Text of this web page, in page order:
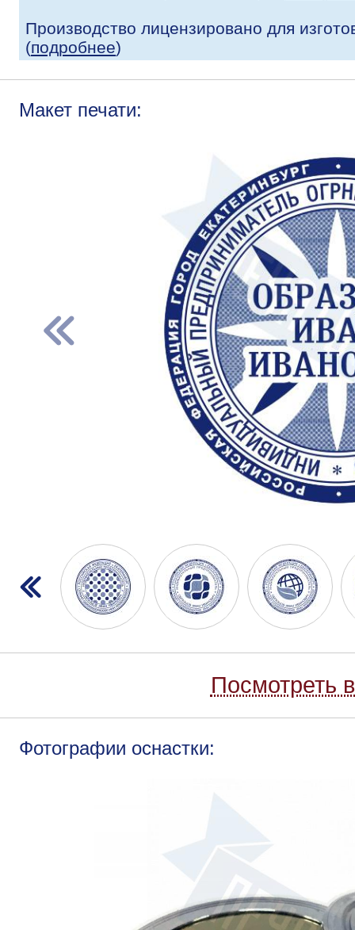
Производство лицензировано для
(подробнее)
Макет печати:
Посмотреть
Фотографии оснастки: